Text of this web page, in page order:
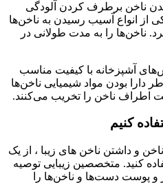
ناخن برطرف کردن آلودگی
از انواع آسیب رسیدن به ناخن‌ها
ناخن‌ها را به مدت طولانی در
آشپزخانه با کیفیت مناسب
دارا بودن مواد شیمیایی ناخن‌ها
اطراف ناخن را تخریب می‌کنند.
کنیم
و داشتن ناخن های زیبا ، از یک
کنید. متخصصین زیبایی توصیه
و پوست دست‌ها و ناخن‌ها را